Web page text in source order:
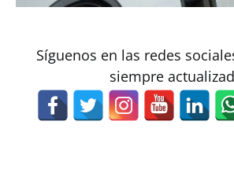
Síguenos en las redes
siempre